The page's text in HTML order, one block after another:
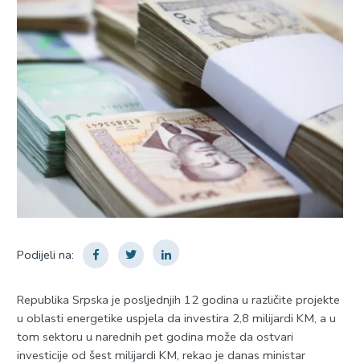
Podijeli na:
Republika Srpska je posljednjih 12 godina u različite projekte
u oblasti energetike uspjela da investira 2,8 milijardi KM, a u
tom sektoru u narednih pet godina može da ostvari
investicije od šest milijardi KM, rekao je danas ministar